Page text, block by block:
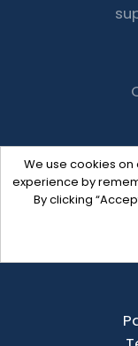
We use cookies
experience by
By clicking